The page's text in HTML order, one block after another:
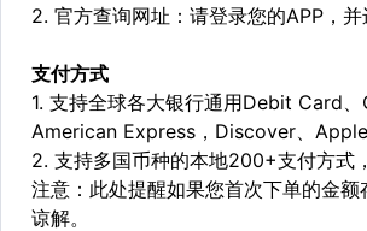
2. 官方查询网址：请登录您的APP，
支付方式
1. 支持全球各大银行通用Debit Card
American Express，Discover、
2. 支持多国币种的本地200+支付方
注意：此处提醒如果您首次下单的金
谅解。